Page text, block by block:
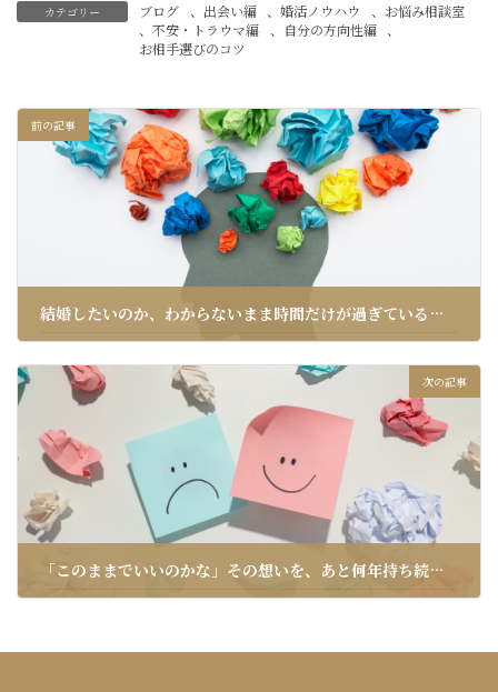
カテゴリー ブログ 、 出会い編 、婚活ノウハウ 、 お悩み相談室
、 不安・トラウマ編 、 自分の方向性編 、
お相手選びのコツ
前の記事
結婚したいのか、わからないまま時間だけが過ぎているあなたへ
次の記事
「このままでいいのかな」その想いを、あと何年持ち続けますか？